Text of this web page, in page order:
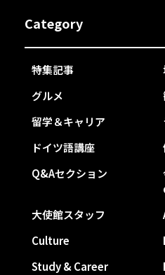
Category
特集記事
グルメ
留学＆キャリア
ドイツ語講座
Q&Aセクション
大使館スタッフ
Culture
Study & Career